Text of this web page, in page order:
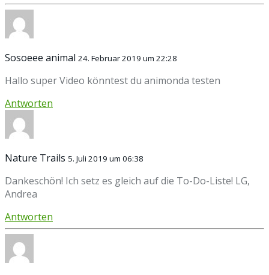
Sosoeee animal 24. Februar 2019 um 22:28
Hallo super Video könntest du animonda testen
Antworten
Nature Trails 5. Juli 2019 um 06:38
Dankeschön! Ich setz es gleich auf die To-Do-Liste! LG,
Andrea
Antworten